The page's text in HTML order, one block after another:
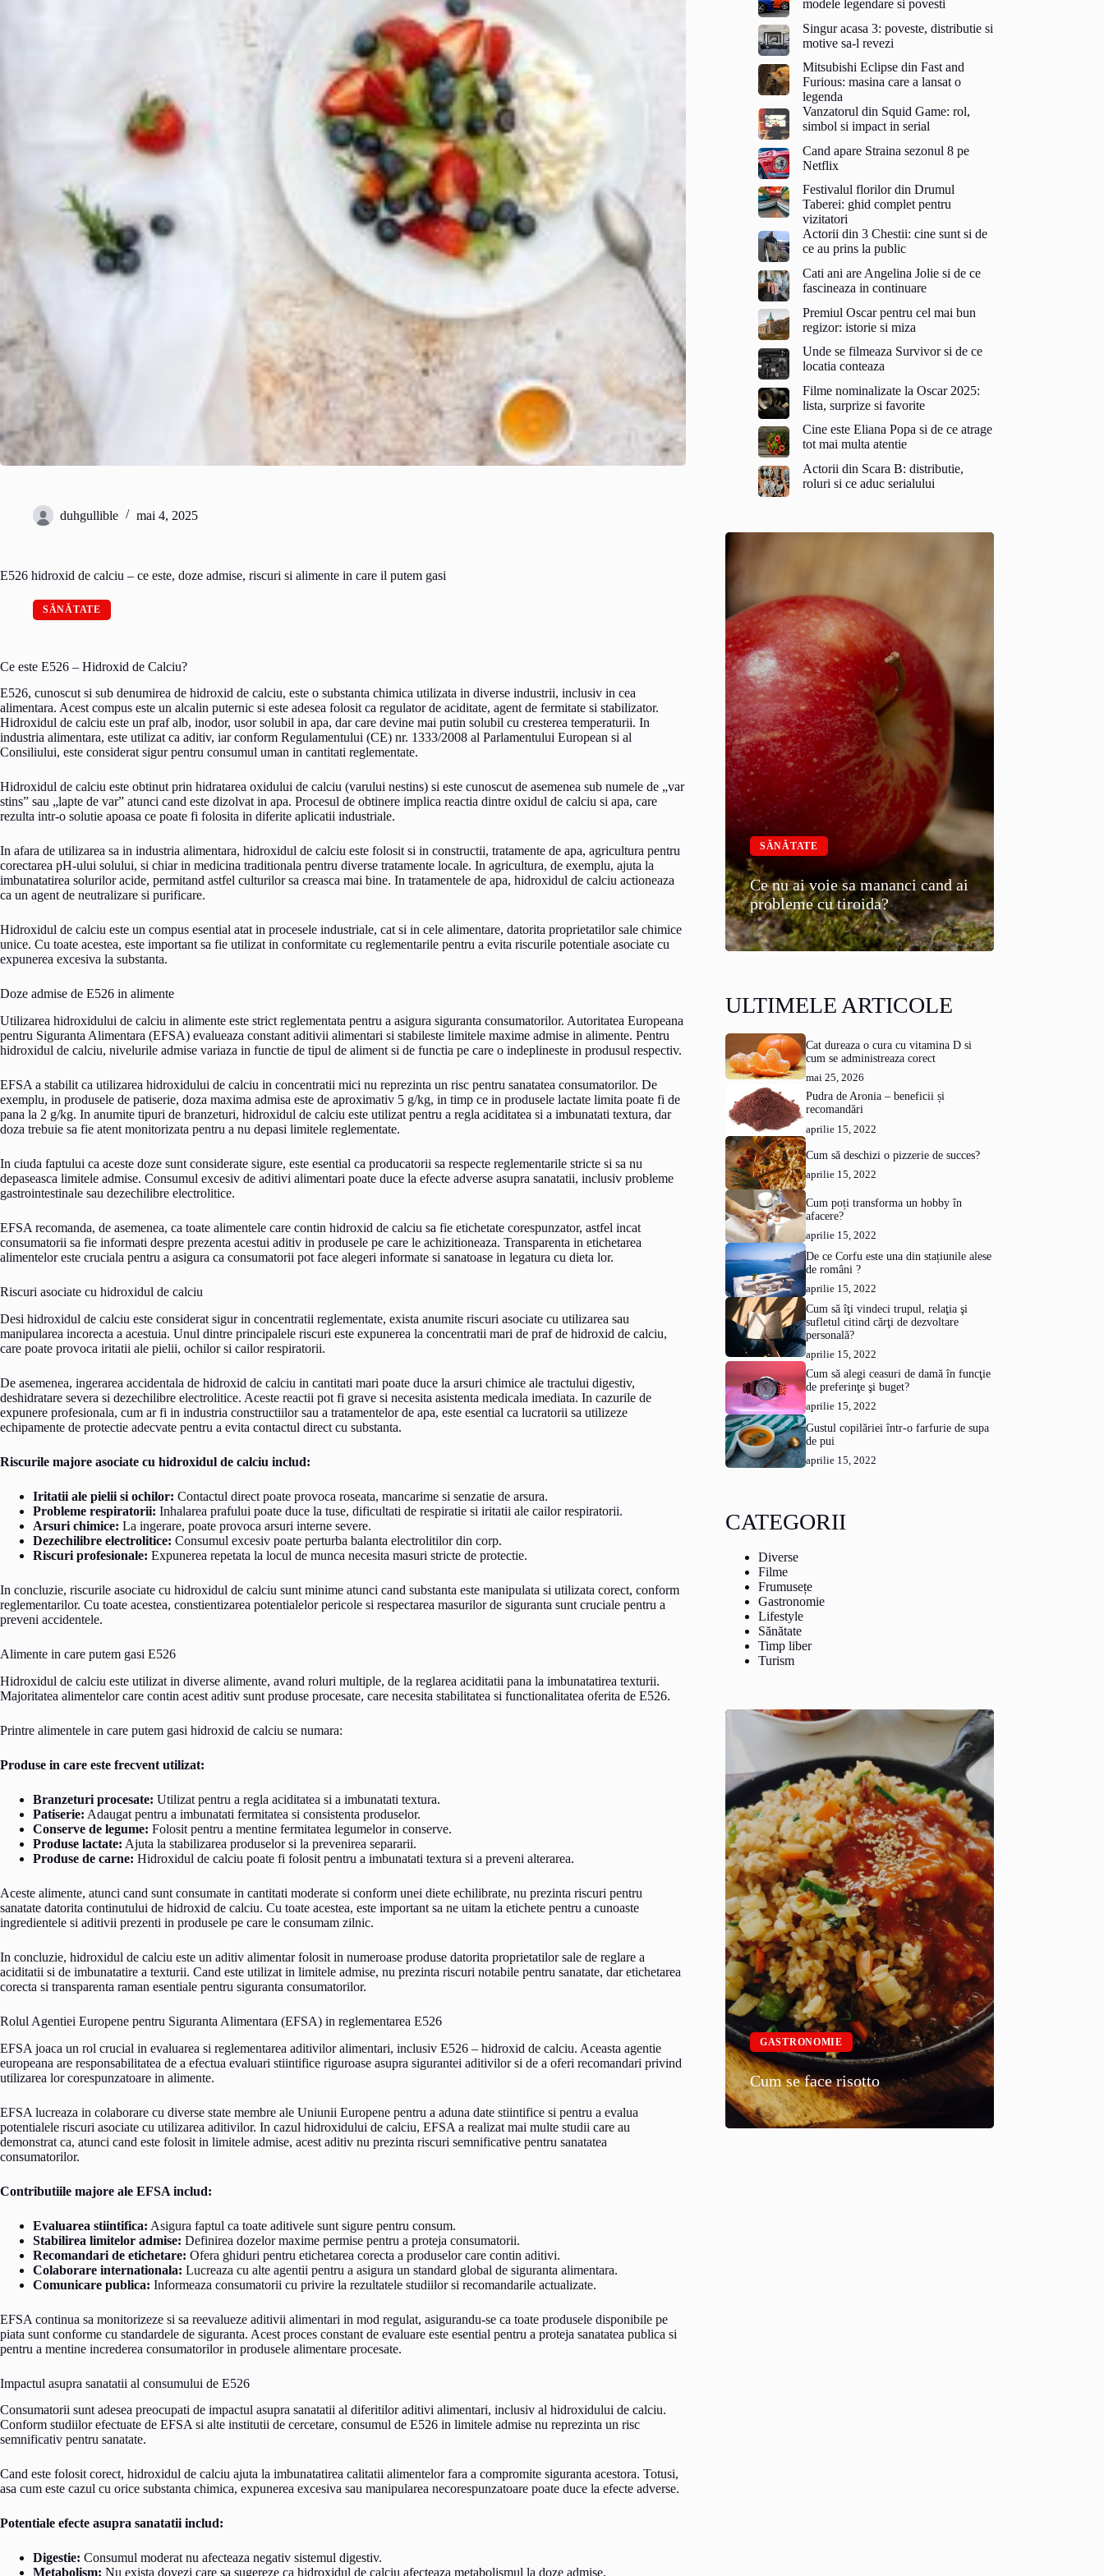
duhgullible mai 4, 2025
E526 hidroxid de calciu – ce este, doze admise, riscuri si alimente in care il putem gasi
SĂNĂTATE
Ce este E526 – Hidroxid de Calciu?
E526, cunoscut si sub denumirea de hidroxid de calciu, este o substanta chimica utilizata in diverse industrii, inclusiv in cea
alimentara. Acest compus este un alcalin puternic si este adesea folosit ca regulator de aciditate, agent de fermitate si stabilizator.
Hidroxidul de calciu este un praf alb, inodor, usor solubil in apa, dar care devine mai putin solubil cu cresterea temperaturii. In
industria alimentara, este utilizat ca aditiv, iar conform Regulamentului (CE) nr. 1333/2008 al Parlamentului European si al
Consiliului, este considerat sigur pentru consumul uman in cantitati reglementate.
Hidroxidul de calciu este obtinut prin hidratarea oxidului de calciu (varului nestins) si este cunoscut de asemenea sub numele de „var
stins” sau „lapte de var” atunci cand este dizolvat in apa. Procesul de obtinere implica reactia dintre oxidul de calciu si apa, care
rezulta intr-o solutie apoasa ce poate fi folosita in diferite aplicatii industriale.
In afara de utilizarea sa in industria alimentara, hidroxidul de calciu este folosit si in constructii, tratamente de apa, agricultura pentru
corectarea pH-ului solului, si chiar in medicina traditionala pentru diverse tratamente locale. In agricultura, de exemplu, ajuta la
imbunatatirea solurilor acide, permitand astfel culturilor sa creasca mai bine. In tratamentele de apa, hidroxidul de calciu actioneaza
ca un agent de neutralizare si purificare.
Hidroxidul de calciu este un compus esential atat in procesele industriale, cat si in cele alimentare, datorita proprietatilor sale chimice
unice. Cu toate acestea, este important sa fie utilizat in conformitate cu reglementarile pentru a evita riscurile potentiale asociate cu
expunerea excesiva la substanta.
Doze admise de E526 in alimente
Utilizarea hidroxidului de calciu in alimente este strict reglementata pentru a asigura siguranta consumatorilor. Autoritatea Europeana
pentru Siguranta Alimentara (EFSA) evalueaza constant aditivii alimentari si stabileste limitele maxime admise in alimente. Pentru
hidroxidul de calciu, nivelurile admise variaza in functie de tipul de aliment si de functia pe care o indeplineste in produsul respectiv.
EFSA a stabilit ca utilizarea hidroxidului de calciu in concentratii mici nu reprezinta un risc pentru sanatatea consumatorilor. De
exemplu, in produsele de patiserie, doza maxima admisa este de aproximativ 5 g/kg, in timp ce in produsele lactate limita poate fi de
pana la 2 g/kg. In anumite tipuri de branzeturi, hidroxidul de calciu este utilizat pentru a regla aciditatea si a imbunatati textura, dar
doza trebuie sa fie atent monitorizata pentru a nu depasi limitele reglementate.
In ciuda faptului ca aceste doze sunt considerate sigure, este esential ca producatorii sa respecte reglementarile stricte si sa nu
depaseasca limitele admise. Consumul excesiv de aditivi alimentari poate duce la efecte adverse asupra sanatatii, inclusiv probleme
gastrointestinale sau dezechilibre electrolitice.
EFSA recomanda, de asemenea, ca toate alimentele care contin hidroxid de calciu sa fie etichetate corespunzator, astfel incat
consumatorii sa fie informati despre prezenta acestui aditiv in produsele pe care le achizitioneaza. Transparenta in etichetarea
alimentelor este cruciala pentru a asigura ca consumatorii pot face alegeri informate si sanatoase in legatura cu dieta lor.
Riscuri asociate cu hidroxidul de calciu
Desi hidroxidul de calciu este considerat sigur in concentratii reglementate, exista anumite riscuri asociate cu utilizarea sau
manipularea incorecta a acestuia. Unul dintre principalele riscuri este expunerea la concentratii mari de praf de hidroxid de calciu,
care poate provoca iritatii ale pielii, ochilor si cailor respiratorii.
De asemenea, ingerarea accidentala de hidroxid de calciu in cantitati mari poate duce la arsuri chimice ale tractului digestiv,
deshidratare severa si dezechilibre electrolitice. Aceste reactii pot fi grave si necesita asistenta medicala imediata. In cazurile de
expunere profesionala, cum ar fi in industria constructiilor sau a tratamentelor de apa, este esential ca lucratorii sa utilizeze
echipamente de protectie adecvate pentru a evita contactul direct cu substanta.
Riscurile majore asociate cu hidroxidul de calciu includ:
Iritatii ale pielii si ochilor: Contactul direct poate provoca roseata, mancarime si senzatie de arsura.
Probleme respiratorii: Inhalarea prafului poate duce la tuse, dificultati de respiratie si iritatii ale cailor respiratorii.
Arsuri chimice: La ingerare, poate provoca arsuri interne severe.
Dezechilibre electrolitice: Consumul excesiv poate perturba balanta electrolitilor din corp.
Riscuri profesionale: Expunerea repetata la locul de munca necesita masuri stricte de protectie.
In concluzie, riscurile asociate cu hidroxidul de calciu sunt minime atunci cand substanta este manipulata si utilizata corect, conform
reglementarilor. Cu toate acestea, constientizarea potentialelor pericole si respectarea masurilor de siguranta sunt cruciale pentru a
preveni accidentele.
Alimente in care putem gasi E526
Hidroxidul de calciu este utilizat in diverse alimente, avand roluri multiple, de la reglarea aciditatii pana la imbunatatirea texturii.
Majoritatea alimentelor care contin acest aditiv sunt produse procesate, care necesita stabilitatea si functionalitatea oferita de E526.
Printre alimentele in care putem gasi hidroxid de calciu se numara:
Produse in care este frecvent utilizat:
Branzeturi procesate: Utilizat pentru a regla aciditatea si a imbunatati textura.
Patiserie: Adaugat pentru a imbunatati fermitatea si consistenta produselor.
Conserve de legume: Folosit pentru a mentine fermitatea legumelor in conserve.
Produse lactate: Ajuta la stabilizarea produselor si la prevenirea separarii.
Produse de carne: Hidroxidul de calciu poate fi folosit pentru a imbunatati textura si a preveni alterarea.
Aceste alimente, atunci cand sunt consumate in cantitati moderate si conform unei diete echilibrate, nu prezinta riscuri pentru
sanatate datorita continutului de hidroxid de calciu. Cu toate acestea, este important sa ne uitam la etichete pentru a cunoaste
ingredientele si aditivii prezenti in produsele pe care le consumam zilnic.
In concluzie, hidroxidul de calciu este un aditiv alimentar folosit in numeroase produse datorita proprietatilor sale de reglare a
aciditatii si de imbunatatire a texturii. Cand este utilizat in limitele admise, nu prezinta riscuri notabile pentru sanatate, dar etichetarea
corecta si transparenta raman esentiale pentru siguranta consumatorilor.
Rolul Agentiei Europene pentru Siguranta Alimentara (EFSA) in reglementarea E526
EFSA joaca un rol crucial in evaluarea si reglementarea aditivilor alimentari, inclusiv E526 – hidroxid de calciu. Aceasta agentie
europeana are responsabilitatea de a efectua evaluari stiintifice riguroase asupra sigurantei aditivilor si de a oferi recomandari privind
utilizarea lor corespunzatoare in alimente.
EFSA lucreaza in colaborare cu diverse state membre ale Uniunii Europene pentru a aduna date stiintifice si pentru a evalua
potentialele riscuri asociate cu utilizarea aditivilor. In cazul hidroxidului de calciu, EFSA a realizat mai multe studii care au
demonstrat ca, atunci cand este folosit in limitele admise, acest aditiv nu prezinta riscuri semnificative pentru sanatatea
consumatorilor.
Contributiile majore ale EFSA includ:
Evaluarea stiintifica: Asigura faptul ca toate aditivele sunt sigure pentru consum.
Stabilirea limitelor admise: Definirea dozelor maxime permise pentru a proteja consumatorii.
Recomandari de etichetare: Ofera ghiduri pentru etichetarea corecta a produselor care contin aditivi.
Colaborare internationala: Lucreaza cu alte agentii pentru a asigura un standard global de siguranta alimentara.
Comunicare publica: Informeaza consumatorii cu privire la rezultatele studiilor si recomandarile actualizate.
EFSA continua sa monitorizeze si sa reevalueze aditivii alimentari in mod regulat, asigurandu-se ca toate produsele disponibile pe
piata sunt conforme cu standardele de siguranta. Acest proces constant de evaluare este esential pentru a proteja sanatatea publica si
pentru a mentine increderea consumatorilor in produsele alimentare procesate.
Impactul asupra sanatatii al consumului de E526
Consumatorii sunt adesea preocupati de impactul asupra sanatatii al diferitilor aditivi alimentari, inclusiv al hidroxidului de calciu.
Conform studiilor efectuate de EFSA si alte institutii de cercetare, consumul de E526 in limitele admise nu reprezinta un risc
semnificativ pentru sanatate.
Cand este folosit corect, hidroxidul de calciu ajuta la imbunatatirea calitatii alimentelor fara a compromite siguranta acestora. Totusi,
asa cum este cazul cu orice substanta chimica, expunerea excesiva sau manipularea necorespunzatoare poate duce la efecte adverse.
Potentiale efecte asupra sanatatii includ:
Digestie: Consumul moderat nu afecteaza negativ sistemul digestiv.
Metabolism: Nu exista dovezi care sa sugereze ca hidroxidul de calciu afecteaza metabolismul la doze admise.
modele legendare si povesti
Singur acasa 3: poveste, distributie si
motive sa-l revezi
Mitsubishi Eclipse din Fast and
Furious: masina care a lansat o
legenda
Vanzatorul din Squid Game: rol,
simbol si impact in serial
Cand apare Straina sezonul 8 pe
Netflix
Festivalul florilor din Drumul
Taberei: ghid complet pentru
vizitatori
Actorii din 3 Chestii: cine sunt si de
ce au prins la public
Cati ani are Angelina Jolie si de ce
fascineaza in continuare
Premiul Oscar pentru cel mai bun
regizor: istorie si miza
Unde se filmeaza Survivor si de ce
locatia conteaza
Filme nominalizate la Oscar 2025:
lista, surprize si favorite
Cine este Eliana Popa si de ce atrage
tot mai multa atentie
Actorii din Scara B: distributie,
roluri si ce aduc serialului
SĂNĂTATE
Ce nu ai voie sa mananci cand ai
probleme cu tiroida?
ULTIMELE ARTICOLE
Cat dureaza o cura cu vitamina D si
cum se administreaza corect
mai 25, 2026
Pudra de Aronia – beneficii și
recomandări
aprilie 15, 2022
Cum să deschizi o pizzerie de succes?
aprilie 15, 2022
Cum poți transforma un hobby în
afacere?
aprilie 15, 2022
De ce Corfu este una din stațiunile alese
de români ?
aprilie 15, 2022
Cum să îţi vindeci trupul, relaţia şi
sufletul citind cărţi de dezvoltare
personală?
aprilie 15, 2022
Cum să alegi ceasuri de damă în funcţie
de preferinţe şi buget?
aprilie 15, 2022
Gustul copilăriei într-o farfurie de supa
de pui
aprilie 15, 2022
CATEGORII
Diverse
Filme
Frumusețe
Gastronomie
Lifestyle
Sănătate
Timp liber
Turism
GASTRONOMIE
Cum se face risotto